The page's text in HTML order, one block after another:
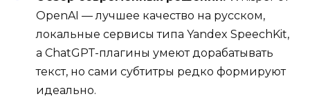
OpenAI — лучшее качество на русском,
локальные сервисы типа Yandex SpeechKit,
а ChatGPT-плагины умеют дорабатывать
текст, но сами субтитры редко формируют
идеально.